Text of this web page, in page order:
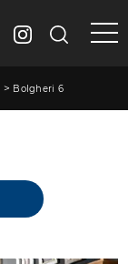
> Bolgheri 6